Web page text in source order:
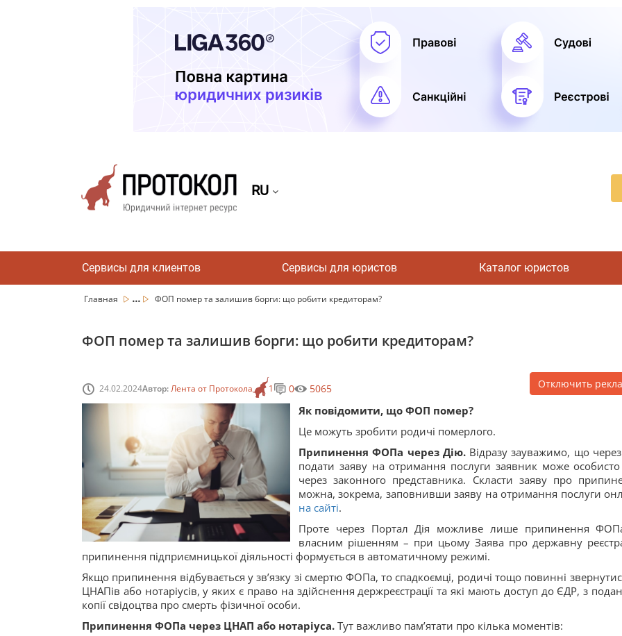
RU
Сервисы для клиентов Сервисы для юристов Каталог юристов
Главная ... ФОП помер та залишив борги: що робити кредиторам?
ФОП помер та залишив борги: що робити кредиторам?
24.02.2024Автор:Лента от Протокола 1 0 5065 Отключить
Як повідомити, що ФОП помер?
Це можуть зробити родичі померлого.
Припинення ФОПа через Дію.Відразу зауважимо, що
подати заяву на отримання послуги заявник може
через законного представника. Скласти заяву про
можна, зокрема, заповнивши заяву на отримання послуги
на сайті.
Проте через Портал Дія можливе лише припинення
власним рішенням – при цьому Заява про державну
припинення підприємницької діяльності формується в автоматичному режимі.
Якщо припинення відбувається у зв’язку зі смертю ФОПа, то спадкоємці, родичі тощо повинні
ЦНАПів або нотаріусів, у яких є право на здійснення держреєстрації та які мають доступ до ЄДР, з
копії свідоцтва про смерть фізичної особи.
Припинення ФОПа через ЦНАП або нотаріуса. Тут важливо пам’ятати про кілька моментів: